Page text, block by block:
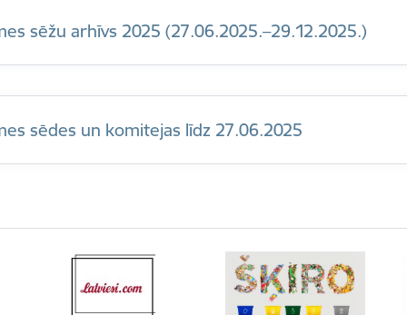
sēžu arhīvs 2025 (27.06.2025.–29.12.2025.)
sēdes un komitejas līdz 27.06.2025